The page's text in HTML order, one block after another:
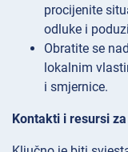
procijenite
odluke i
Obratite se
lokalnim
i smjernice.
Kontakti i resursi